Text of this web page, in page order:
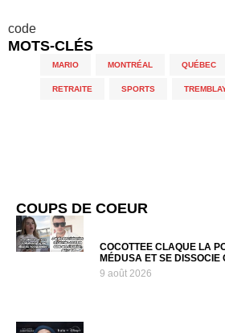
code
MOTS-CLÉS
MARIO MONTRÉAL QUÉBEC
RETRAITE SPORTS
COUPS DE COEUR
COCOTTEE CLAQUE LA
MÉDUSA ET SE DISSOCIE
9 août 2026